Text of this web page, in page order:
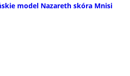
model Nazareth skóra Mnisi